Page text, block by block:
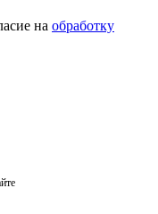
на обработку